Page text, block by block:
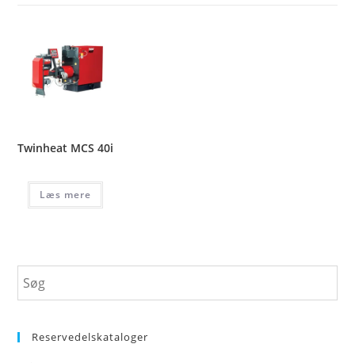
Twinheat MCS 40i
Læs mere
Reservedelskataloger